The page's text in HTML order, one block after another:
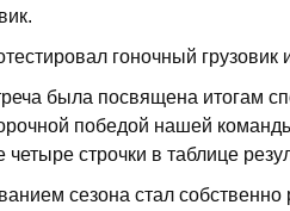
была посвящена итогам
победой нашей
строчки в таблице
сезона стал